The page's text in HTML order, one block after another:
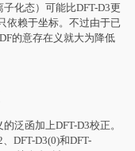
化态）可能比DFT-D3更
依赖于坐标。不过由于已
的意存在义就大为降低
泛函加上DFT-D3校正。
、DFT-D3(0)和DFT-